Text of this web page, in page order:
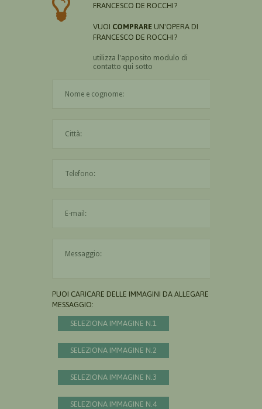
FRANCESCO DE ROCCHI?
VUOI COMPRARE UN'OPERA DI
FRANCESCO DE ROCCHI?
utilizza l'apposito modulo di
contatto qui sotto
PUOI CARICARE DELLE IMMAGINI DA ALLEGARE AL
MESSAGGIO:
SELEZIONA IMMAGINE N.1
SELEZIONA IMMAGINE N.2
SELEZIONA IMMAGINE N.3
SELEZIONA IMMAGINE N.4